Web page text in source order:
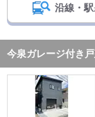
沿線・駅
今泉ガレージ付き